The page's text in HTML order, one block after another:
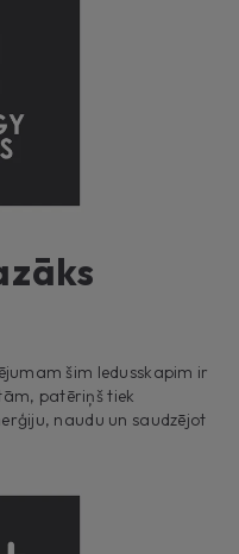
šim ledusskapim ir
patēriņš tiek
naudu un saudzējot